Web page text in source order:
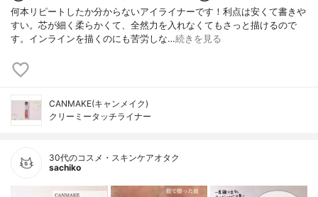
何本リピートしたか分からないアイライナーです！利点は安くて書きや
すい。芯が細く柔らかくて、全然力を入れなくてもさっと描けるので
す。インラインを描くのにも苦労しな…続きを見る
CANMAKE(キャンメイク)
クリーミータッチライナー
30代のコスメ・スキンケアオタク
sachiko